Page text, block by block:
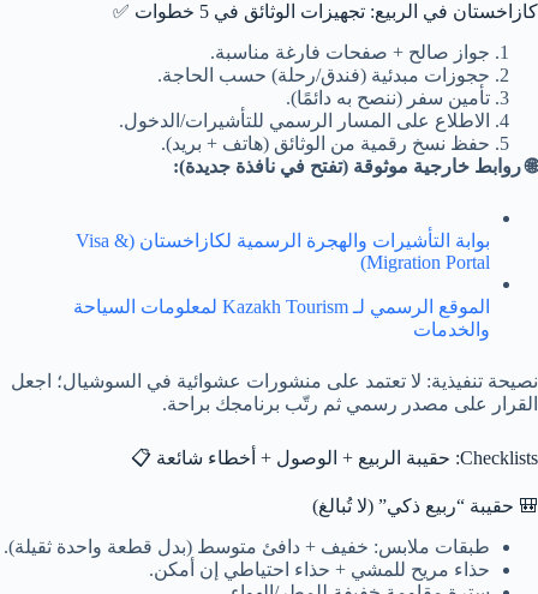
كازاخستان في الربيع: تجهيزات الوثائق في 5 خطوات ✅
جواز صالح + صفحات فارغة مناسبة.
حجوزات مبدئية (فندق/رحلة) حسب الحاجة.
تأمين سفر (ننصح به دائمًا).
الاطلاع على المسار الرسمي للتأشيرات/الدخول.
حفظ نسخ رقمية من الوثائق (هاتف + بريد).
🌐 روابط خارجية موثوقة (تفتح في نافذة جديدة):
بوابة التأشيرات والهجرة الرسمية لكازاخستان (Visa &
Migration Portal)
الموقع الرسمي لـ Kazakh Tourism لمعلومات السياحة
والخدمات
نصيحة تنفيذية: لا تعتمد على منشورات عشوائية في السوشيال؛ اجعل
القرار على مصدر رسمي ثم رتّب برنامجك براحة.
Checklists: حقيبة الربيع + الوصول + أخطاء شائعة 📋
🎒 حقيبة “ربيع ذكي” (لا تُبالغ)
طبقات ملابس: خفيف + دافئ متوسط (بدل قطعة واحدة ثقيلة).
حذاء مريح للمشي + حذاء احتياطي إن أمكن.